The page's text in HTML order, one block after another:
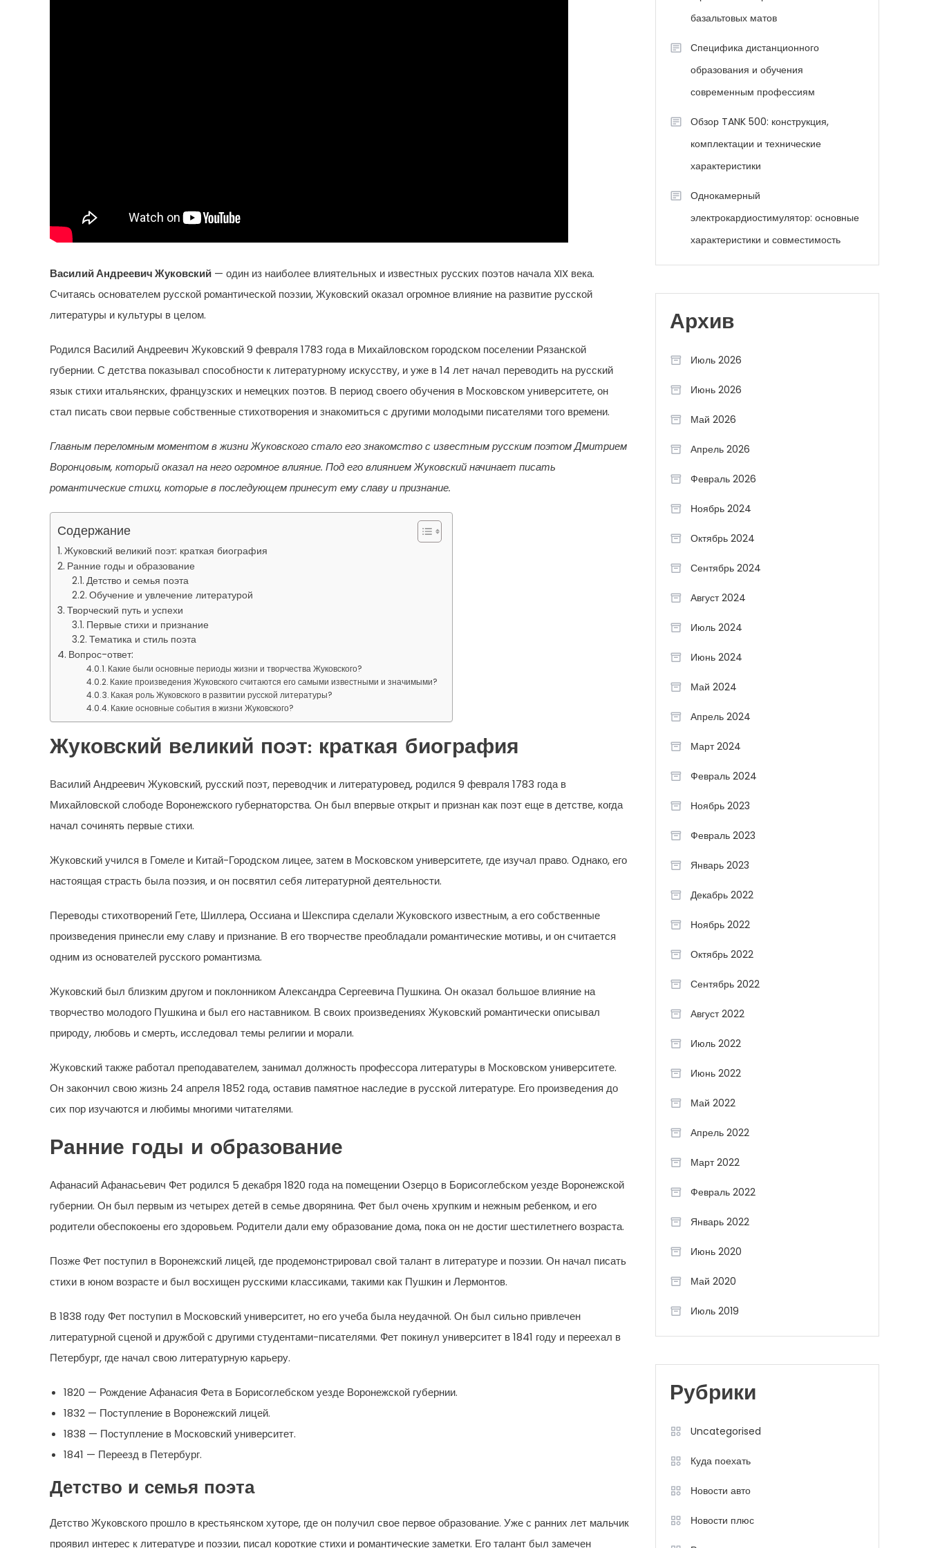
Василий Андреевич Жуковский — один из наиболее влиятельных и известных русских поэтов начала XIX века.
Считаясь основателем русской романтической поэзии, Жуковский оказал огромное влияние на развитие русской
литературы и культуры в целом.
Родился Василий Андреевич Жуковский 9 февраля 1783 года в Михайловском городском поселении Рязанской
губернии. С детства показывал способности к литературному искусству, и уже в 14 лет начал переводить на русский
язык стихи итальянских, французских и немецких поэтов. В период своего обучения в Московском университете, он
стал писать свои первые собственные стихотворения и знакомиться с другими молодыми писателями того времени.
Главным переломным моментом в жизни Жуковского стало его знакомство с известным русским поэтом Дмитрием
Воронцовым, который оказал на него огромное влияние. Под его влиянием Жуковский начинает писать
романтические стихи, которые в последующем принесут ему славу и признание.
Содержание
Жуковский великий поэт: краткая биография
Ранние годы и образование
Детство и семья поэта
Обучение и увлечение литературой
Творческий путь и успехи
Первые стихи и признание
Тематика и стиль поэта
Вопрос-ответ:
Какие были основные периоды жизни и творчества Жуковского?
Какие произведения Жуковского считаются его самыми известными и значимыми?
Какая роль Жуковского в развитии русской литературы?
Какие основные события в жизни Жуковского?
Жуковский великий поэт: краткая биография
Василий Андреевич Жуковский, русский поэт, переводчик и литературовед, родился 9 февраля 1783 года в
Михайловской слободе Воронежского губернаторства. Он был впервые открыт и признан как поэт еще в детстве, когда
начал сочинять первые стихи.
Жуковский учился в Гомеле и Китай-Городском лицее, затем в Московском университете, где изучал право. Однако, его
настоящая страсть была поэзия, и он посвятил себя литературной деятельности.
Переводы стихотворений Гете, Шиллера, Оссиана и Шекспира сделали Жуковского известным, а его собственные
произведения принесли ему славу и признание. В его творчестве преобладали романтические мотивы, и он считается
одним из основателей русского романтизма.
Жуковский был близким другом и поклонником Александра Сергеевича Пушкина. Он оказал большое влияние на
творчество молодого Пушкина и был его наставником. В своих произведениях Жуковский романтически описывал
природу, любовь и смерть, исследовал темы религии и морали.
Жуковский также работал преподавателем, занимал должность профессора литературы в Московском университете.
Он закончил свою жизнь 24 апреля 1852 года, оставив памятное наследие в русской литературе. Его произведения до
сих пор изучаются и любимы многими читателями.
Ранние годы и образование
Афанасий Афанасьевич Фет родился 5 декабря 1820 года на помещении Озерцо в Борисоглебском уезде Воронежской
губернии. Он был первым из четырех детей в семье дворянина. Фет был очень хрупким и нежным ребенком, и его
родители обеспокоены его здоровьем. Родители дали ему образование дома, пока он не достиг шестилетнего возраста.
Позже Фет поступил в Воронежский лицей, где продемонстрировал свой талант в литературе и поэзии. Он начал писать
стихи в юном возрасте и был восхищен русскими классиками, такими как Пушкин и Лермонтов.
В 1838 году Фет поступил в Московский университет, но его учеба была неудачной. Он был сильно привлечен
литературной сценой и дружбой с другими студентами-писателями. Фет покинул университет в 1841 году и переехал в
Петербург, где начал свою литературную карьеру.
1820 — Рождение Афанасия Фета в Борисоглебском уезде Воронежской губернии.
1832 — Поступление в Воронежский лицей.
1838 — Поступление в Московский университет.
1841 — Переезд в Петербург.
Детство и семья поэта
Детство Жуковского прошло в крестьянском хуторе, где он получил свое первое образование. Уже с ранних лет мальчик
проявил интерес к литературе и поэзии, писал короткие стихи и романтические заметки. Его талант был замечен
базальтовых матов
Специфика дистанционного
образования и обучения
современным профессиям
Обзор TANK 500: конструкция,
комплектации и технические
характеристики
Однокамерный
электрокардиостимулятор: основные
характеристики и совместимость
Архив
Июль 2026
Июнь 2026
Май 2026
Апрель 2026
Февраль 2026
Ноябрь 2024
Октябрь 2024
Сентябрь 2024
Август 2024
Июль 2024
Июнь 2024
Май 2024
Апрель 2024
Март 2024
Февраль 2024
Ноябрь 2023
Февраль 2023
Январь 2023
Декабрь 2022
Ноябрь 2022
Октябрь 2022
Сентябрь 2022
Август 2022
Июль 2022
Июнь 2022
Май 2022
Апрель 2022
Март 2022
Февраль 2022
Январь 2022
Июнь 2020
Май 2020
Июль 2019
Рубрики
Uncategorised
Куда поехать
Новости авто
Новости плюс